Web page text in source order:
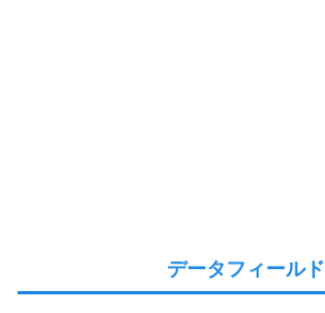
データフィールド